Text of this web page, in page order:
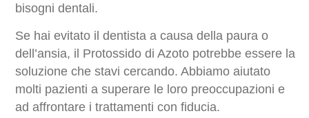
bisogni dentali.
Se hai evitato il dentista a causa della paura o
dell’ansia, il Protossido di Azoto potrebbe essere la
soluzione che stavi cercando. Abbiamo aiutato
molti pazienti a superare le loro preoccupazioni e
ad affrontare i trattamenti con fiducia.